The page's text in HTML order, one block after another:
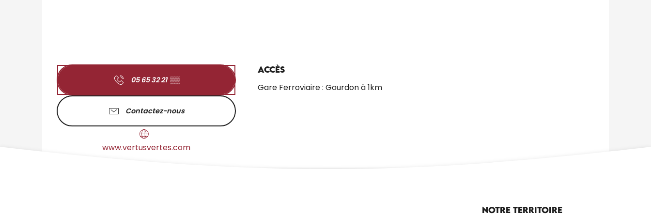
05 65 32 21 ▒▒
Contactez-nous
www.vertusvertes.com
Accès
Accès
Gare Ferroviaire : Gourdon à 1km
Notre territoire